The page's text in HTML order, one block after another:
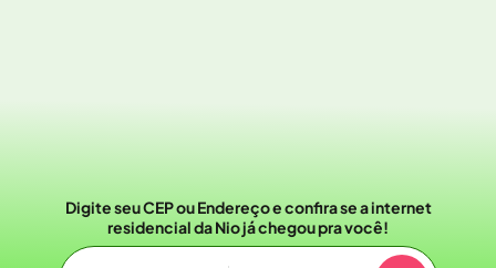
Digite seu CEP ou Endereço e confira se a internet
residencial da Nio já chegou pra você!